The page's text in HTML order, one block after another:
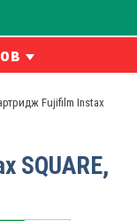
Fujifilm Instax
SQUARE,